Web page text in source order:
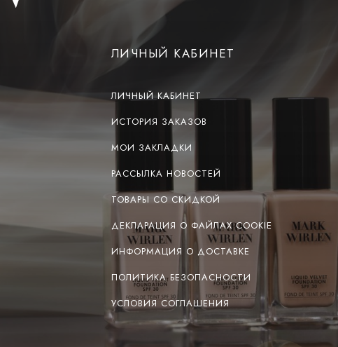
ЛИЧНЫЙ КАБИНЕТ
ЛИЧНЫЙ КАБИНЕТ
ИСТОРИЯ ЗАКАЗОВ
МОИ ЗАКЛАДКИ
РАССЫЛКА НОВОСТЕЙ
ТОВАРЫ СО СКИДКОЙ
ДЕКЛАРАЦИЯ О ФАЙЛАХ COOKIE
ИНФОРМАЦИЯ О ДОСТАВКЕ
ПОЛИТИКА БЕЗОПАСНОСТИ
УСЛОВИЯ СОГЛАШЕНИЯ